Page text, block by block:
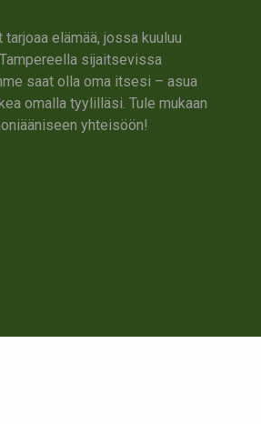
elämää, jossa kuuluu
sijaitsevissa
saat olla oma itsesi – asua
omalla tyylilläsi. Tule mukaan
yhteisöön!